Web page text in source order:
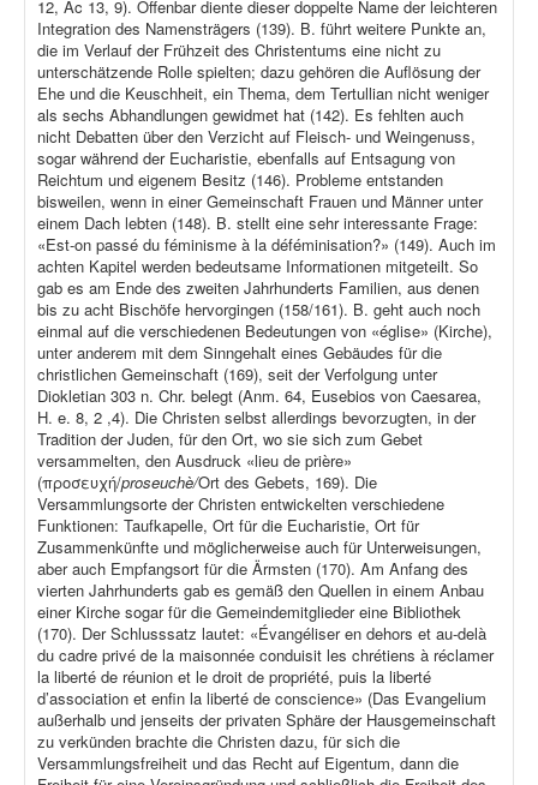
12, Ac 13, 9). Offenbar diente dieser doppelte Name der leichteren
Integration des Namensträgers (139). B. führt weitere Punkte an,
die im Verlauf der Frühzeit des Christentums eine nicht zu
unterschätzende Rolle spielten; dazu gehören die Auflösung der
Ehe und die Keuschheit, ein Thema, dem Tertullian nicht weniger
als sechs Abhandlungen gewidmet hat (142). Es fehlten auch
nicht Debatten über den Verzicht auf Fleisch- und Weingenuss,
sogar während der Eucharistie, ebenfalls auf Entsagung von
Reichtum und eigenem Besitz (146). Probleme entstanden
bisweilen, wenn in einer Gemeinschaft Frauen und Männer unter
einem Dach lebten (148). B. stellt eine sehr interessante Frage:
«Est-on passé du féminisme à la déféminisation?» (149). Auch im
achten Kapitel werden bedeutsame Informationen mitgeteilt. So
gab es am Ende des zweiten Jahrhunderts Familien, aus denen
bis zu acht Bischöfe hervorgingen (158/161). B. geht auch noch
einmal auf die verschiedenen Bedeutungen von «église» (Kirche),
unter anderem mit dem Sinngehalt eines Gebäudes für die
christlichen Gemeinschaft (169), seit der Verfolgung unter
Diokletian 303 n. Chr. belegt (Anm. 64, Eusebios von Caesarea,
H. e. 8, 2 ,4). Die Christen selbst allerdings bevorzugten, in der
Tradition der Juden, für den Ort, wo sie sich zum Gebet
versammelten, den Ausdruck «lieu de prière»
(προσευχή/proseuchè/Ort des Gebets, 169). Die
Versammlungsorte der Christen entwickelten verschiedene
Funktionen: Taufkapelle, Ort für die Eucharistie, Ort für
Zusammenkünfte und möglicherweise auch für Unterweisungen,
aber auch Empfangsort für die Ärmsten (170). Am Anfang des
vierten Jahrhunderts gab es gemäß den Quellen in einem Anbau
einer Kirche sogar für die Gemeindemitglieder eine Bibliothek
(170). Der Schlusssatz lautet: «Évangéliser en dehors et au-delà
du cadre privé de la maisonnée conduisit les chrétiens à réclamer
la liberté de réunion et le droit de propriété, puis la liberté
d’association et enfin la liberté de conscience» (Das Evangelium
außerhalb und jenseits der privaten Sphäre der Hausgemeinschaft
zu verkünden brachte die Christen dazu, für sich die
Versammlungsfreiheit und das Recht auf Eigentum, dann die